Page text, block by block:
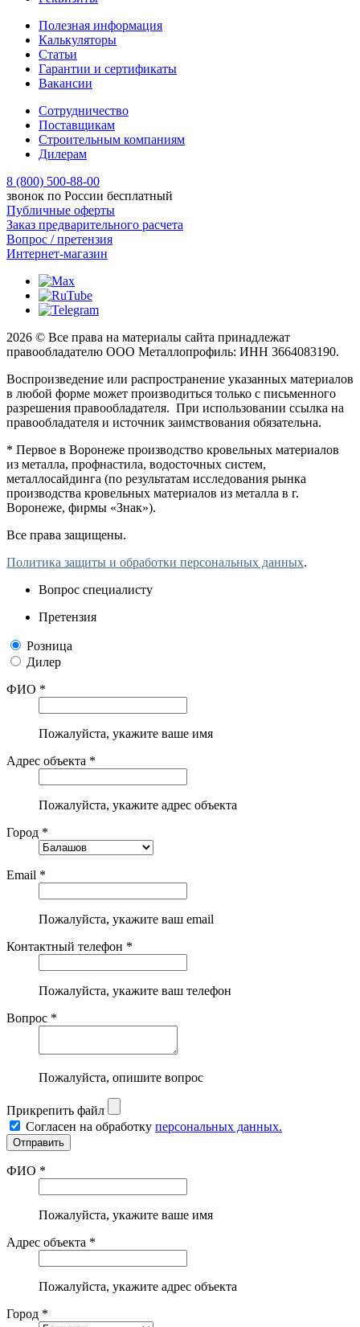
Полезная информация
Калькуляторы
Статьи
Гарантии и сертификаты
Вакансии
Сотрудничество
Поставщикам
Строительным компаниям
Дилерам
8 (800) 500-88-00
звонок по России бесплатный
Публичные оферты
Заказ предварительного расчета
Вопрос / претензия
Интернет-магазин
2026 © Все права на материалы сайта принадлежат
правообладателю ООО Металлопрофиль: ИНН 3664083190.
Воспроизведение или распространение указанных материалов
в любой форме может производиться только с письменного
разрешения правообладателя. При использовании ссылка на
правообладателя и источник заимствования обязательна.
* Первое в Воронеже производство кровельных материалов
из металла, профнастила, водосточных систем,
металлосайдинга (по результатам исследования рынка
производства кровельных материалов из металла в г.
Воронеже, фирмы «Знак»).
Все права защищены.
Политика защиты и обработки персональных данных.
Вопрос специалисту
Претензия
Розница
Дилер
ФИО *
Пожалуйста, укажите ваше имя
Адрес объекта *
Пожалуйста, укажите адрес объекта
Город *
Email *
Пожалуйста, укажите ваш email
Контактный телефон *
Пожалуйста, укажите ваш телефон
Вопрос *
Пожалуйста, опишите вопрос
Прикрепить файл
Согласен на обработку персональных данных.
ФИО *
Пожалуйста, укажите ваше имя
Адрес объекта *
Пожалуйста, укажите адрес объекта
Город *